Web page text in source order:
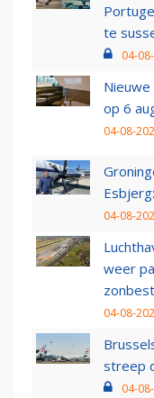
te
04-
op 6
04-08-
04-08-
weer
04-08-
streep
04-